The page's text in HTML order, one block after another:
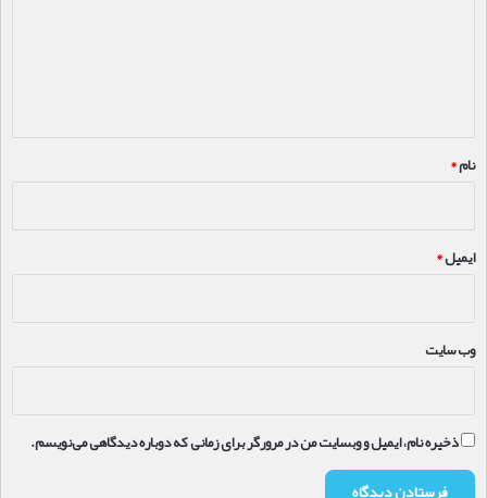
نام*
ایمیل*
وب‌ سایت
ذخیره نام، ایمیل و وبسایت من در مرورگر برای زمانی که دوباره دیدگاهی می‌نویسم.